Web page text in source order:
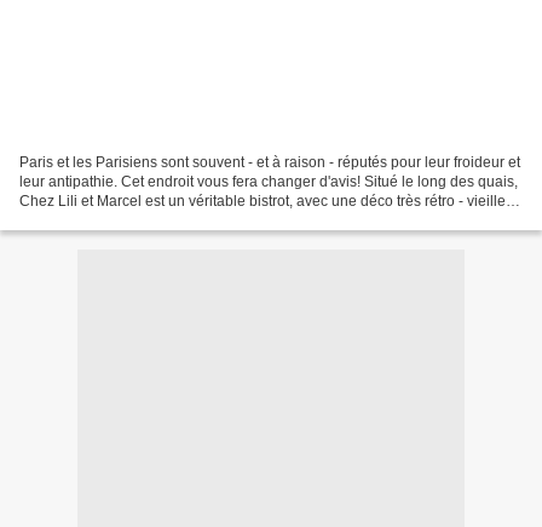
Paris et les Parisiens sont souvent - et à raison - réputés pour leur froideur et
leur antipathie. Cet endroit vous fera changer d'avis! Situé le long des quais,
Chez Lili et Marcel est un véritable bistrot, avec une déco très rétro - vieilles